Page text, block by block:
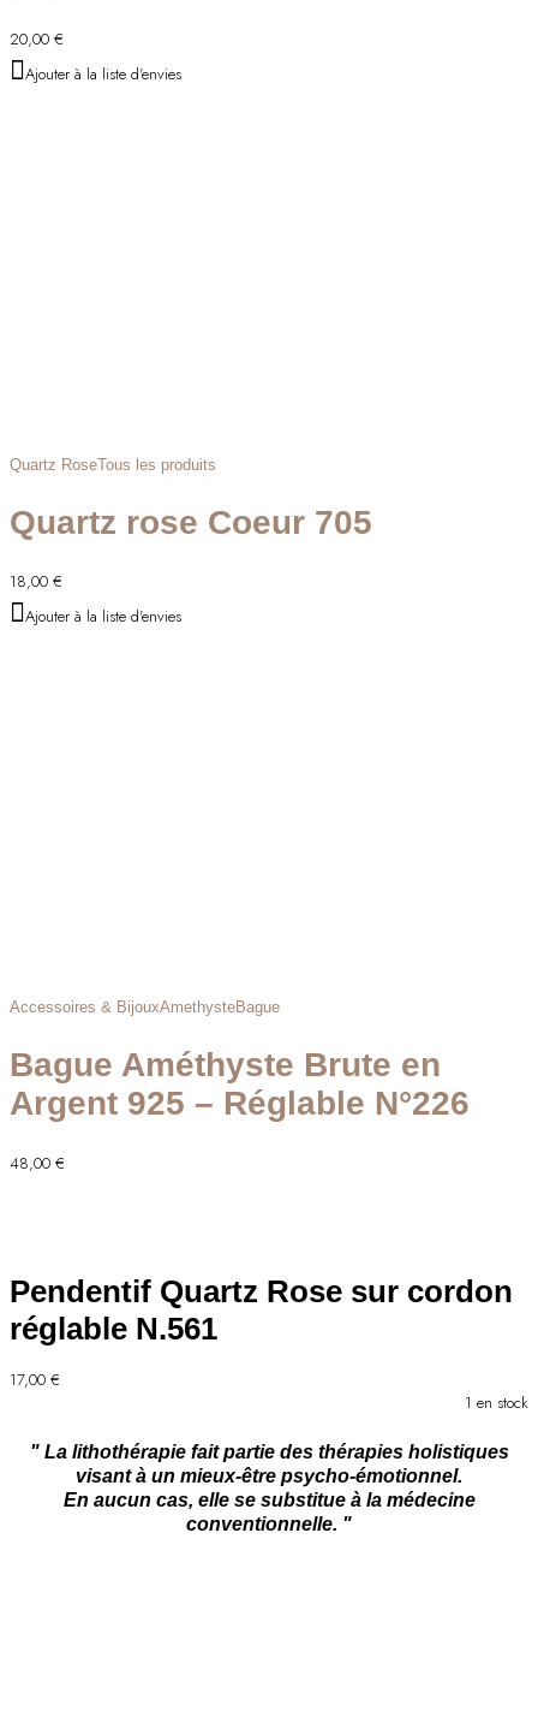
20,00 €
Ajouter à la liste d'envies
Quartz RoseTous les produits
Quartz rose Coeur 705
18,00 €
Ajouter à la liste d'envies
Accessoires & BijouxAmethysteBague
Bague Améthyste Brute en
Argent 925 – Réglable N°226
48,00 €
Pendentif Quartz Rose sur cordon
réglable N.561
17,00 €
1 en stock
" La lithothérapie fait partie des thérapies holistiques
visant à un mieux-être psycho-émotionnel.
En aucun cas, elle se substitue à la médecine
conventionnelle. "